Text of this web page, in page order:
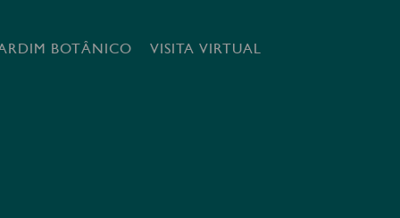
BOTÂNICO VISITA VIRTUAL